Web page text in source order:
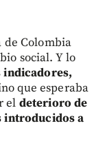
de Colombia
social. Y lo
indicadores,
que esperaba
el deterioro de
introducidos a